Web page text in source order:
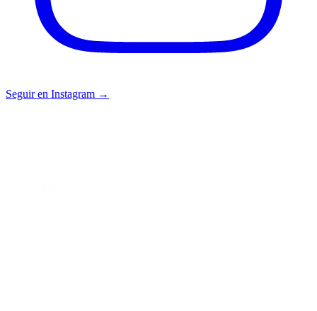
Seguir en Instagram →